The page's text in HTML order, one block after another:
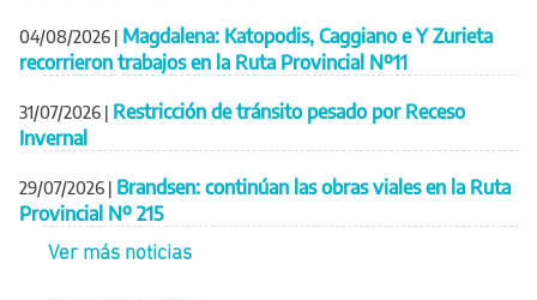
04/08/2026 | Magdalena: Katopodis, Caggiano e Y Zurieta
recorrieron trabajos en la Ruta Provincial Nº11
31/07/2026 | Restricción de tránsito pesado por Receso
Invernal
29/07/2026 | Brandsen: continúan las obras viales en la Ruta
Provincial Nº 215
Ver más noticias